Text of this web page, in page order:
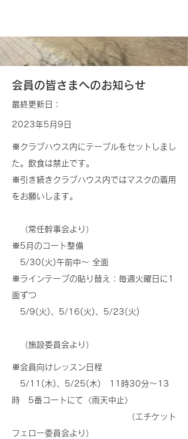
​会員の皆さまへのお知らせ
​最終更新日：
2023年5月9日
※クラブハウス内にテーブルをセットしまし
た。飲食は禁止です。
※引き続きクラブハウス内ではマスクの着用
をお願いします。
（常任幹事会より）
※5月のコート整備
5/30(火)午前中～ 全面
※ラインテープの貼り替え：毎週火曜日に1
面ずつ
5/9(火)、5/16(火)、5/23(火) ​
（施設委員会より）
※会員向けレッスン日程
5/11(木)、5/25(木) 11時30分～13
時 5番コートにて〈雨天中止〉​
（エチケット
フェロー委員会より）